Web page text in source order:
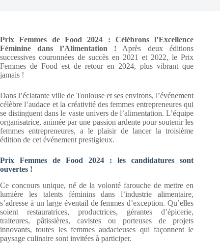
Prix Femmes de Food 2024 : Célébrons l’Excellence
Féminine dans l’Alimentation ! Après deux éditions
successives couronnées de succès en 2021 et 2022, le Prix
Femmes de Food est de retour en 2024, plus vibrant que
jamais !
Dans l’éclatante ville de Toulouse et ses environs, l’événement
célèbre l’audace et la créativité des femmes entrepreneures qui
se distinguent dans le vaste univers de l’alimentation. L’équipe
organisatrice, animée par une passion ardente pour soutenir les
femmes entrepreneures, a le plaisir de lancer la troisième
édition de cet événement prestigieux.
Prix Femmes de Food 2024 : les candidatures sont
ouvertes !
Ce concours unique, né de la volonté farouche de mettre en
lumière les talents féminins dans l’industrie alimentaire,
s’adresse à un large éventail de femmes d’exception. Qu’elles
soient restauratrices, productrices, gérantes d’épicerie,
traiteures, pâtissières, cavistes ou porteuses de projets
innovants, toutes les femmes audacieuses qui façonnent le
paysage culinaire sont invitées à participer.